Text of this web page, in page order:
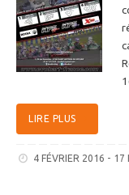
LIRE PLUS
4 FÉVRIER 2016 - 17